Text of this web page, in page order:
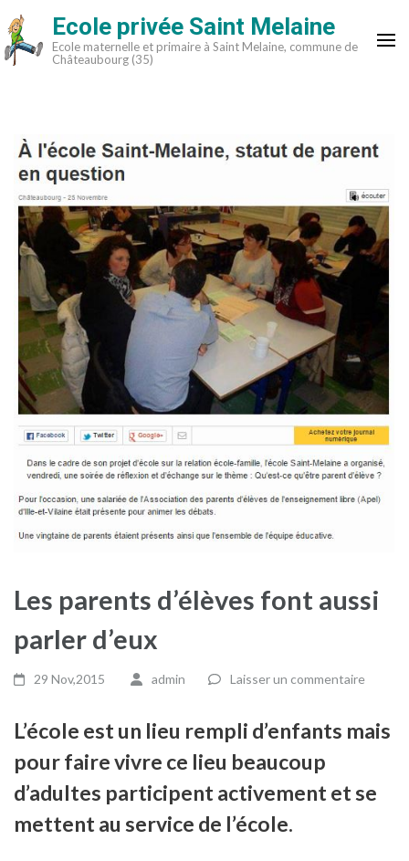
Aller
au
contenu
Ecole privée Saint Melaine
Ecole maternelle et primaire à Saint Melaine, commune de
Châteaubourg (35)
Les parents d’élèves font aussi
parler d’eux
29 Nov,2015 admin Laisser un commentaire
L’école est un lieu rempli d’enfants mais
pour faire vivre ce lieu beaucoup
d’adultes participent activement et se
mettent au service de l’école.